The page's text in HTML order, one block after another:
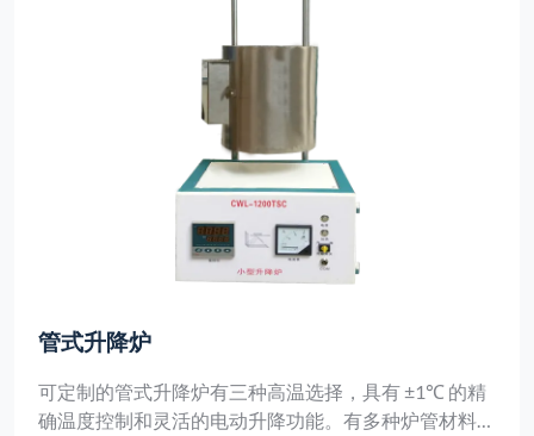
管式升降炉
可定制的管式升降炉有三种高温选择，具有 ±1℃ 的精
确温度控制和灵活的电动升降功能。有多种炉管材料可